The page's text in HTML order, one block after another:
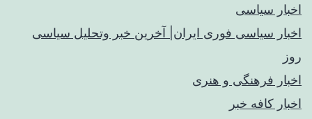
اخبار سیاسی
اخبار سیاسی فوری ایران| آخرین خبر وتحلیل سیاسی
روز
اخبار فرهنگی و هنری
اخبار کافه خبر